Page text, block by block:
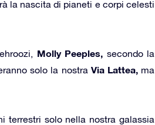
la nascita di pianeti e corpi celesti
Molly Peeples, secondo la
solo la nostra Via Lattea,ma
solo nella nostra galassia